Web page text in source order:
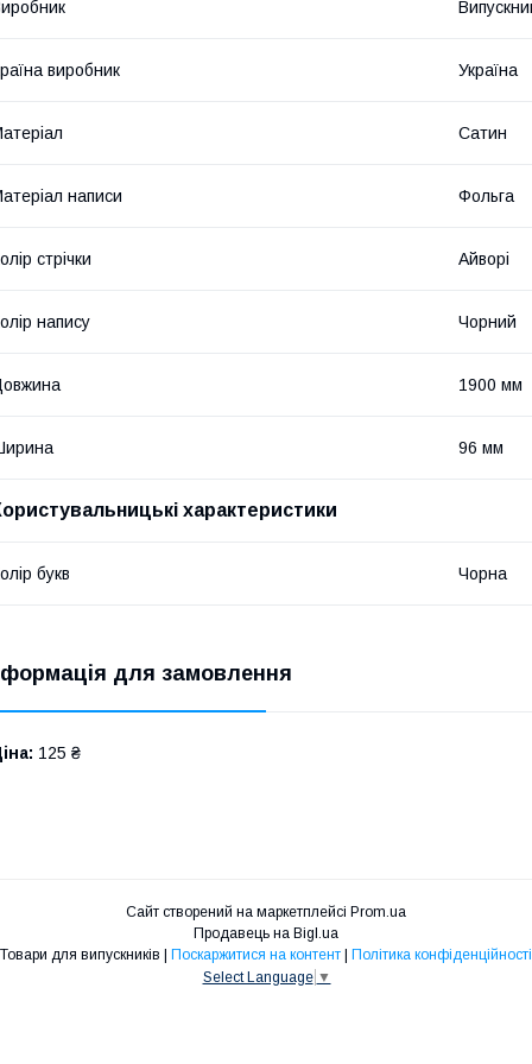
виробник Україна
Сатин
написи Фольга
стрічки Айворі
напису Чорний
1900 мм
96 мм
характеристики
букв Чорна
для замовлення
125 ₴
Сайт створений на маркетплейсі Prom.ua
Продавець на Bigl.ua
Поскаржитися на контент
Політика конфіденційності
Select Language ▼